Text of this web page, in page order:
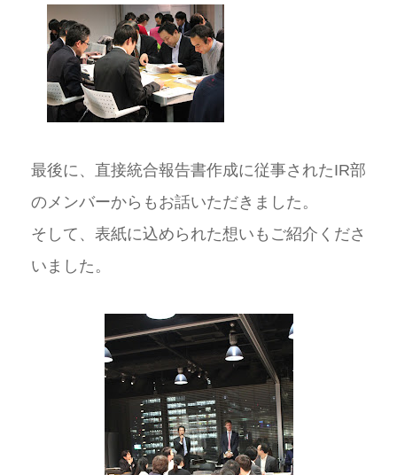
最後に、直接統合報告書作成に従事されたIR部
のメンバーからもお話いただきました。
そして、表紙に込められた想いもご紹介くださ
いました。